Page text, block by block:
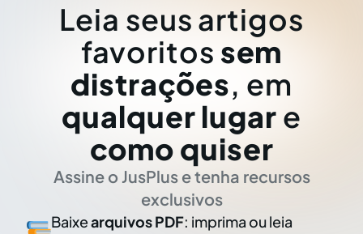
Leia seus artigos
favoritos sem
distrações, em
qualquer lugar e
como quiser
Assine o JusPlus e tenha recursos
exclusivos
Baixearquivos PDF: imprima ou leia